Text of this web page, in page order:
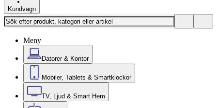
Kundvagn
Meny
Datorer & Kontor
Mobiler, Tablets & Smartklockor
TV, Ljud & Smart Hem